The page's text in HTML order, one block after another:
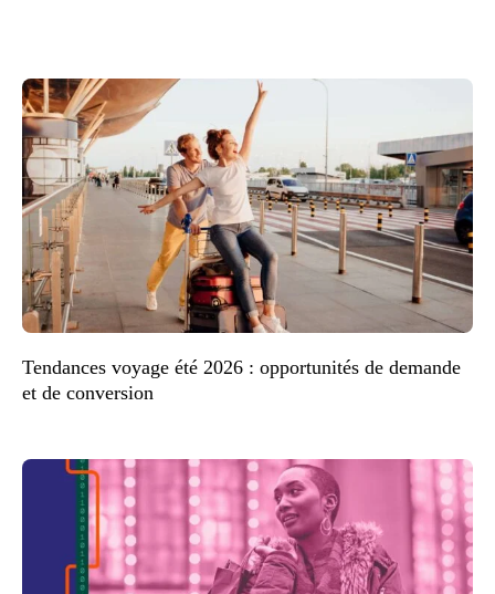
Tendances voyage été 2026 : opportunités de demande
et de conversion